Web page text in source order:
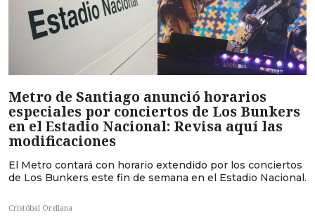
Metro de Santiago anunció horarios
especiales por conciertos de Los Bunkers
en el Estadio Nacional: Revisa aquí las
modificaciones
El Metro contará con horario extendido por los conciertos
de Los Bunkers este fin de semana en el Estadio Nacional.
Cristóbal Orellana